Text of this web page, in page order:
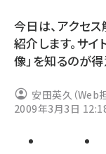
youtube
note
セミナー
z世代
meo (1274)
今日は、アクセ
紹介します。サイ
像」を知るのが
安田英久（Web
2009年3月3日